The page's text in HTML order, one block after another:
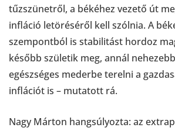
tűzszünetről, a békéhez vezető út
infláció letöréséről kell szólnia. A
szempontból is stabilitást hordoz
később születik meg, annál
egészséges mederbe terelni a
inflációt is – mutatott rá.
Nagy Márton hangsúlyozta: az